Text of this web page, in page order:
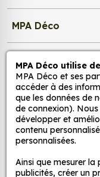
haute définition
Chaque affiche
pigmentaires de
rendu d’image
grand format
fidèlement les
s’agisse d’une
vectorielle ou
Résolution
Encres
MPA Déco
Nos services
Nos sites
Mon Compte
Aide
MPA Déco utilise
MPA Déco et ses
accéder à des
que les données de
de connexion).
développer et
contenu
personnalisées.
Ainsi que mesurer
publicités, créer un